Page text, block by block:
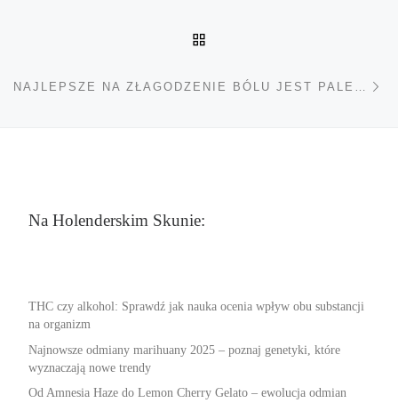
Na Holenderskim Skunie:
THC czy alkohol: Sprawdź jak nauka ocenia wpływ obu substancji
na organizm
Najnowsze odmiany marihuany 2025 – poznaj genetyki, które
wyznaczają nowe trendy
Od Amnesia Haze do Lemon Cherry Gelato – ewolucja odmian